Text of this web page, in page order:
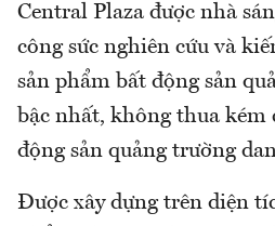
Central Plaza được nhà
công sức nghiên cứu và
sản phẩm bất động sản
bậc nhất, không thua kém
động sản quảng trường
Được xây dựng trên diện